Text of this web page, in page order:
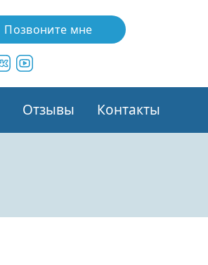
Позвоните мне
Отзывы Контакты